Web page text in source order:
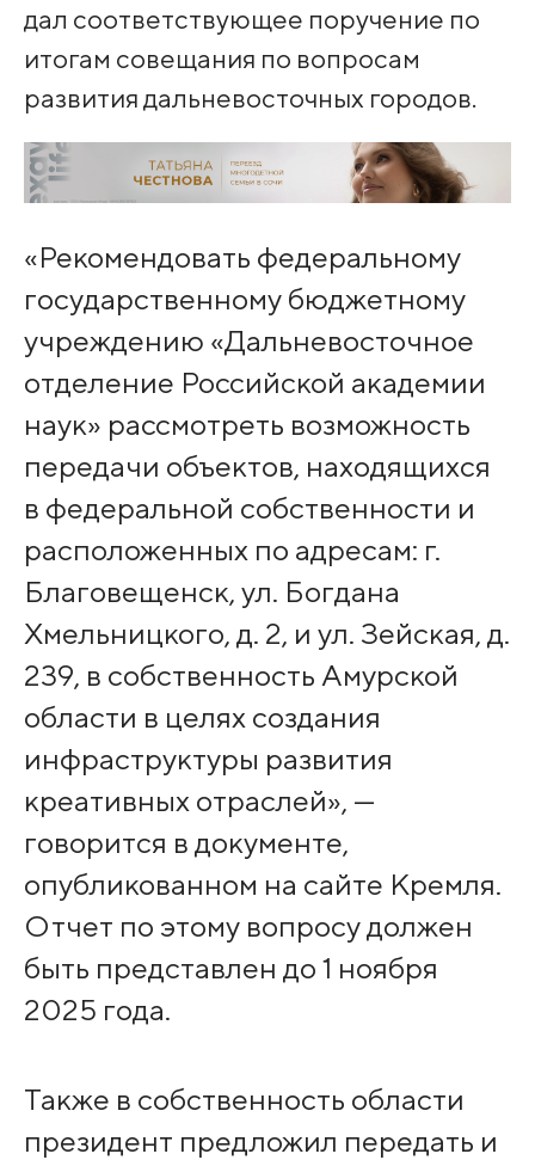
дал соответствующее поручение по
итогам совещания по вопросам
развития дальневосточных городов.
«Рекомендовать федеральному
государственному бюджетному
учреждению «Дальневосточное
отделение Российской академии
наук» рассмотреть возможность
передачи объектов, находящихся
в федеральной собственности и
расположенных по адресам: г.
Благовещенск, ул. Богдана
Хмельницкого, д. 2, и ул. Зейская, д.
239, в собственность Амурской
области в целях создания
инфраструктуры развития
креативных отраслей», —
говорится в документе,
опубликованном на сайте Кремля.
Отчет по этому вопросу должен
быть представлен до 1 ноября
2025 года.
Также в собственность области
президент предложил передать и